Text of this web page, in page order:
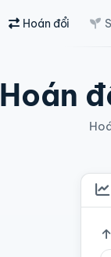
Hoán đổi
Hoán